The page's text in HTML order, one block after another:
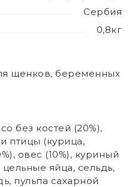
Сербия
0,8кг
щенков, беременных
без костей (20%),
птицы (курица,
овес (10%), куриный
яйца, сельдь,
пульпа сахарной